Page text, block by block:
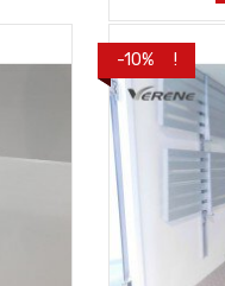
PROMO !
-10%